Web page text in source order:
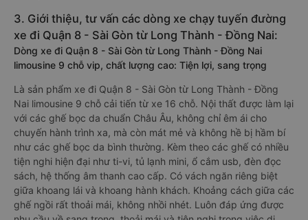
3. Giới thiệu, tư vấn các dòng xe chạy tuyến đường
xe đi Quận 8 - Sài Gòn từ Long Thành - Đồng Nai:
Dòng xe đi Quận 8 - Sài Gòn từ Long Thành - Đồng Nai
limousine 9 chỗ vip, chất lượng cao: Tiện lợi, sang trọng
Là sản phẩm xe đi Quận 8 - Sài Gòn từ Long Thành - Đồng
Nai limousine 9 chỗ cải tiến từ xe 16 chỗ. Nội thất được làm lại
với các ghế bọc da chuẩn Châu Âu, không chỉ êm ái cho
chuyến hành trình xa, mà còn mát mẻ và không hề bị hầm bí
như các ghế bọc da bình thường. Kèm theo các ghế có nhiều
tiện nghi hiện đại như ti-vi, tủ lạnh mini, ổ cắm usb, đèn đọc
sách, hệ thống âm thanh cao cấp. Có vách ngăn riêng biệt
giữa khoang lái và khoang hành khách. Khoảng cách giữa các
ghế ngồi rất thoải mái, không nhồi nhét. Luôn đáp ứng được